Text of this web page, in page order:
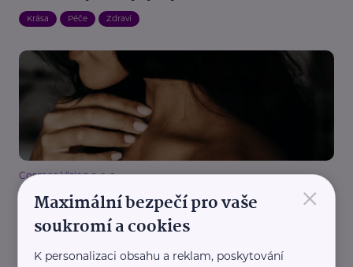
Krása Péče Zdraví
Cosmee Vision s. r. o.
Jak pečovat o dekolt: rychlé tipy proti vráskám
pro vytížené maminky
×
Maximální bezpečí pro vaše
soukromí a cookies
K personalizaci obsahu a reklam, poskytování